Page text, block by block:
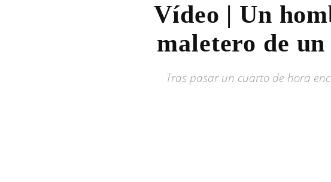
Vídeo | Un
maletero de
Tras pasar un cuarto de hora